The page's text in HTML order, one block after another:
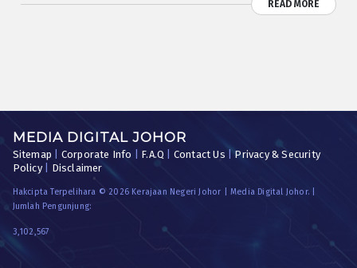
READ MORE
MEDIA DIGITAL JOHOR
Sitemap Corporate Info F.A.Q Contact Us |Privacy & Security
Policy| Disclaimer
Hakcipta Terpelihara © 2026 Kerajaan Negeri Johor | Media Digital Johor. |
Jumlah Pengunjung:
3,102,567